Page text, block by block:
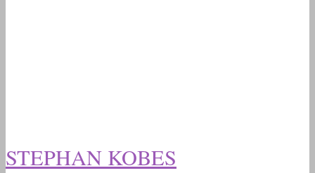
STEPHAN KOBES